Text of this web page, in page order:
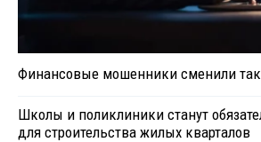
Финансовые мошенники сменили
Школы и поликлиники станут
для строительства жилых кварталов